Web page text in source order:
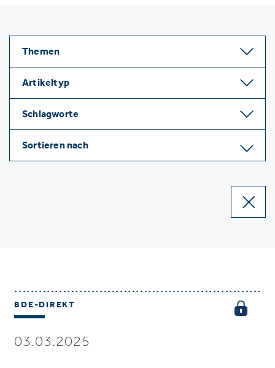
Themen
Artikeltyp
Schlagworte
Sortieren nach
BDE-DIREKT
03.03.2025